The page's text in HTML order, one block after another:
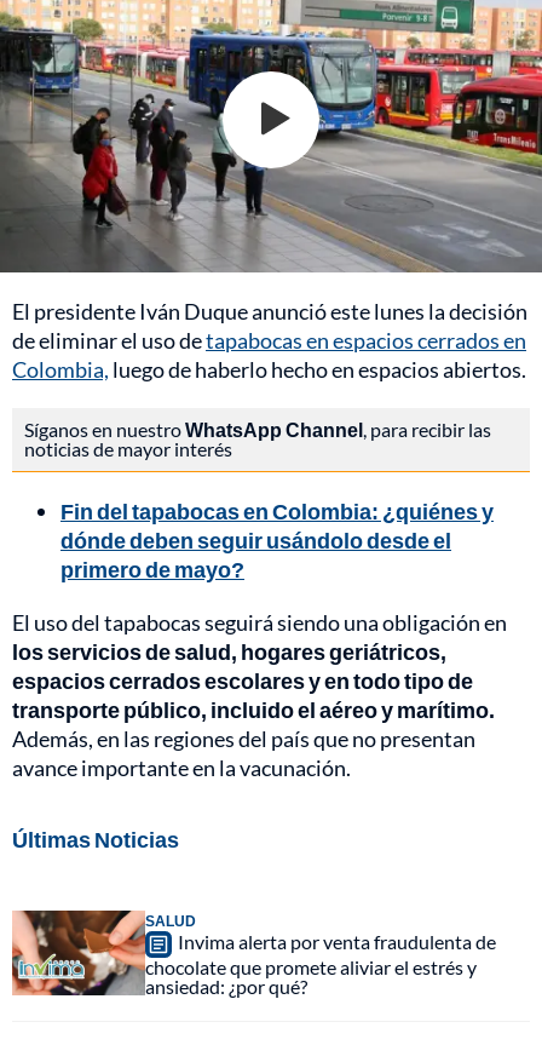
El presidente Iván Duque anunció este lunes la decisión
de eliminar el uso detapabocas en espacios cerrados en
Colombia, luego de haberlo hecho en espacios abiertos.
Síganos en nuestroWhatsApp Channel , para recibir las
noticias de mayor interés
Fin del tapabocas en Colombia: ¿quiénes y
dónde deben seguir usándolo desde el
primero de mayo?
El uso del tapabocas seguirá siendo una obligación en
los servicios de salud, hogares geriátricos,
espacios cerrados escolares y en todo tipo de
transporte público, incluido el aéreo y marítimo.
Además, en las regiones del país que no presentan
avance importante en la vacunación.
Últimas Noticias
SALUD
Invima alerta por venta fraudulenta de
chocolate que promete aliviar el estrés y
ansiedad: ¿por qué?